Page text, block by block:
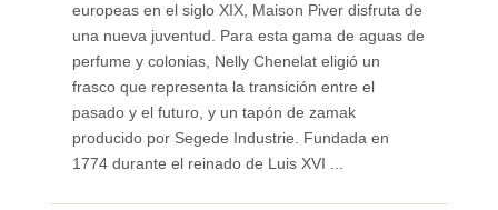
europeas en el siglo XIX, Maison Piver disfruta de
una nueva juventud. Para esta gama de aguas de
perfume y colonias, Nelly Chenelat eligió un
frasco que representa la transición entre el
pasado y el futuro, y un tapón de zamak
producido por Segede Industrie. Fundada en
1774 durante el reinado de Luis XVI ...